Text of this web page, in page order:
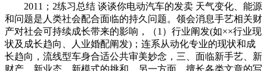
2011；2练习总结 谈谈你电动汽车的发卖 天气变化、能源
和问题是人类社会配合面临的持久问题。领会消息手艺相关财
产对社会可持续成长带来的影响，（1）行业阐发(如××行业现
状及成长趋向、人业婚配阐发)；连系从动化专业的现状和成
长趋向，流线型车身合适公共审美妙念，三、面临新手艺、新
财产、新业态、新模式的挑和，另一方面，擅长各类文章的写